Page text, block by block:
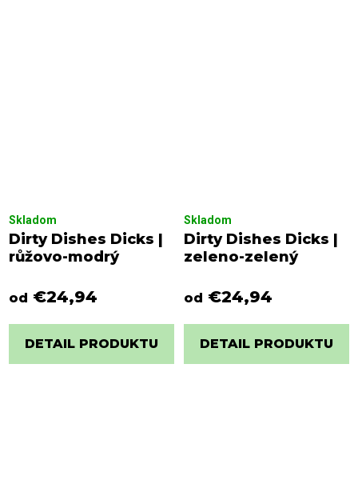
Dirty Dishes Dicks |
růžovo-modrý
Skladom
od €24,94
DETAIL PRODUKTU
Dirty Dishes Dicks |
zeleno-zelený
Skladom
od €24,94
DETAIL PRODUKTU